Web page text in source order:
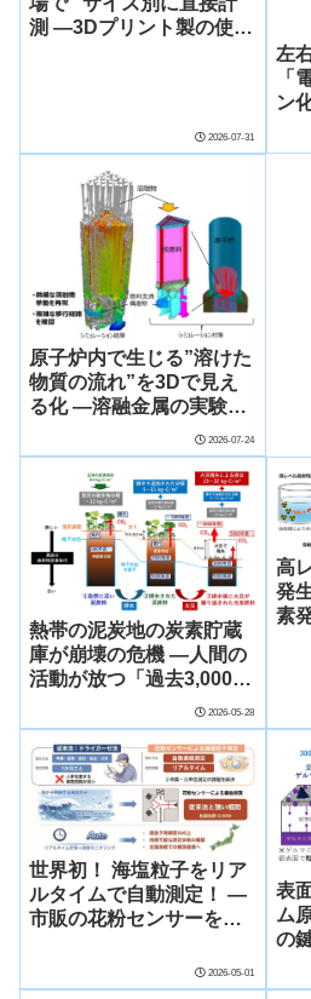
測 ―3Dプリント製の使い
2026-07-31
左
「
ン
原子炉内で生じる”溶けた
物質の流れ”を3Dで見え
る化 ―溶融金属の実験を
支えるシミュレーション
技術の活用に道―
2026-07-24
熱帯の泥炭地の炭素貯蔵
庫が崩壊の危機 ―人間の
活動が放つ「過去3,000年
分の炭素」が地球温暖化
を加速させる―
2026-05-28
高
発
素
世界初！ 海塩粒子をリア
ルタイムで自動測定！ ―
市販の花粉センサーを応
2026-05-01
表
ム
の
「
決